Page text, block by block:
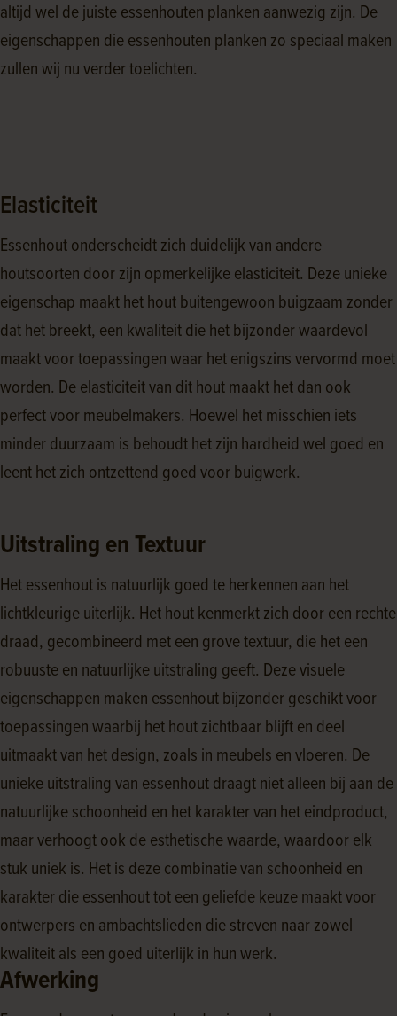
altijd wel de juiste essenhouten planken aanwezig zijn. De
eigenschappen die essenhouten planken zo speciaal maken
zullen wij nu verder toelichten.
Elasticiteit
Essenhout onderscheidt zich duidelijk van andere
houtsoorten door zijn opmerkelijke elasticiteit. Deze unieke
eigenschap maakt het hout buitengewoon buigzaam zonder
dat het breekt, een kwaliteit die het bijzonder waardevol
maakt voor toepassingen waar het enigszins vervormd moet
worden. De elasticiteit van dit hout maakt het dan ook
perfect voor meubelmakers. Hoewel het misschien iets
minder duurzaam is behoudt het zijn hardheid wel goed en
leent het zich ontzettend goed voor buigwerk.
Uitstraling en Textuur
Het essenhout is natuurlijk goed te herkennen aan het
lichtkleurige uiterlijk. Het hout kenmerkt zich door een rechte
draad, gecombineerd met een grove textuur, die het een
robuuste en natuurlijke uitstraling geeft. Deze visuele
eigenschappen maken essenhout bijzonder geschikt voor
toepassingen waarbij het hout zichtbaar blijft en deel
uitmaakt van het design, zoals in meubels en vloeren. De
unieke uitstraling van essenhout draagt niet alleen bij aan de
natuurlijke schoonheid en het karakter van het eindproduct,
maar verhoogt ook de esthetische waarde, waardoor elk
stuk uniek is. Het is deze combinatie van schoonheid en
karakter die essenhout tot een geliefde keuze maakt voor
ontwerpers en ambachtslieden die streven naar zowel
kwaliteit als een goed uiterlijk in hun werk.
Afwerking